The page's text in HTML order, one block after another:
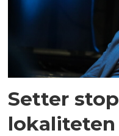
Setter
lokaliteten